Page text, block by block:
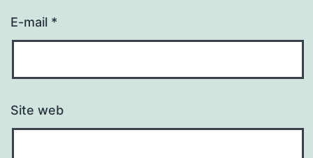
E-mail *
Site web